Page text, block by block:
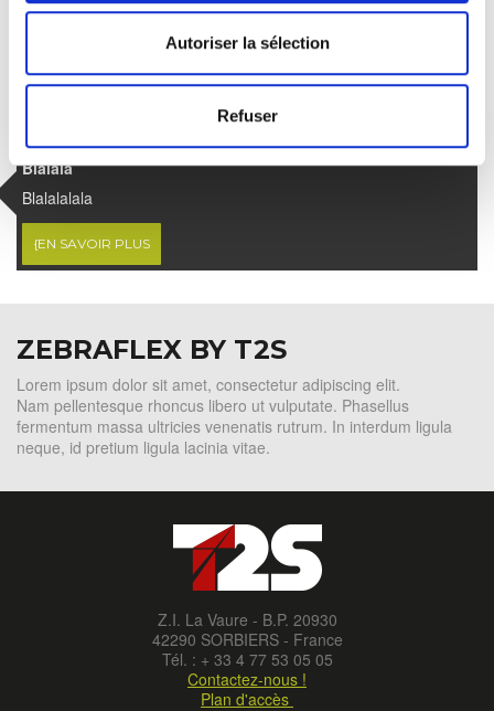
Autoriser la sélection
Refuser
Blalala
Blalalalala
{EN SAVOIR PLUS
ZEBRAFLEX BY T2S
Lorem ipsum dolor sit amet, consectetur adipiscing elit.
Nam pellentesque rhoncus libero ut vulputate. Phasellus
fermentum massa ultricies venenatis rutrum. In interdum ligula
neque, id pretium ligula lacinia vitae.
Z.I. La Vaure - B.P. 20930
42290 SORBIERS - France
Tél. : + 33 4 77 53 05 05
Contactez-nous !
Plan d'accès